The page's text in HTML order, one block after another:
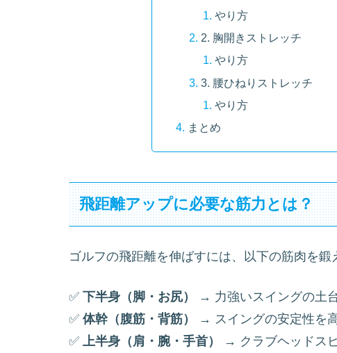
やり方
2. 胸開きストレッチ
やり方
3. 腰ひねりストレッチ
やり方
まとめ
飛距離アップに必要な筋力とは？
ゴルフの飛距離を伸ばすには、以下の筋肉を鍛
✅ 下半身（脚・お尻）
→ 力強いスイングの土
✅ 体幹（腹筋・背筋）
→ スイングの安定性を
✅
上半身（肩・腕・手首） → クラブヘッドス